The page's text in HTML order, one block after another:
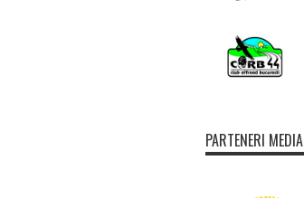
PARTENERI MEDIA